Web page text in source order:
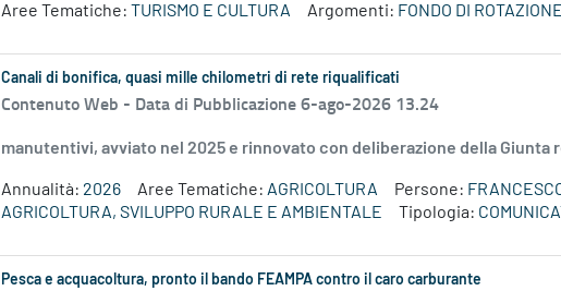
Aree Tematiche: TURISMO E CULTURA Argomenti: FONDO DI ROTAZIONE
Canali di bonifica, quasi mille chilometri di rete riqualificati
Contenuto Web - Data di Pubblicazione 6-ago-2026 13.24
manutentivi, avviato nel 2025 e rinnovato con deliberazione della Giunta
Annualità: 2026 Aree Tematiche: AGRICOLTURA Persone:
AGRICOLTURA, SVILUPPO RURALE E AMBIENTALE
Tipologia:
Pesca e acquacoltura, pronto il bando FEAMPA contro il caro carburante